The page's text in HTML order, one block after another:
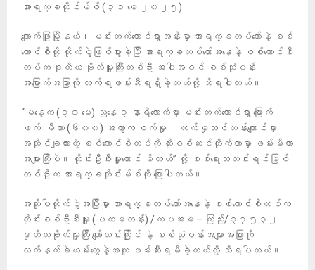
အာရက္ခတိုင်းမ်စ် (၃၁ မေ ၂၀၂၅)
ကျောက်ဖြူမြို့နယ်၊ မင်းတက်တောင်ရွာအနီးမှာ အာရက္ခတပ်တော်နဲ့ စစ်
ကောင်စီတို့ တိုက်ပွဲဖြစ်ပွားခဲ့ပြီး အာရက္ခတပ်တော်အနေနဲ့ စစ်ကောင်စီ
တပ်က ဒုတိယ ဗိုလ်မှူးကြီးတစ်ဦး အပါအဝင် စစ်သုံပန်း
အမြောက်အမြားကို လက်ရဖမ်းဆီးရရှိခဲ့တယ်လို့ သိရပါတယ်။
“မနေ့က (၃၀ မေ) ညနေ ၃ နာရီလောက်မှာ မင်းတက်တောင်ရွာ မြောက်
ဖက် မီတာ (၆၀၀) အကွာက စက်မှု၊ လက်မှုသင်တန်းကျောင်းမှာ
အထိုင်ချထားတဲ့ စစ်ကောင်စီတပ်ကို ထိုးစစ်ဆင်တိုက်တာမှာ ဖမ်းမိတာ
အများကြီးပဲ။ တိုင်းဦးစီးမှူးတောင် မိတယ်” လို့ စစ်ရေးသတင်းရင်းမြစ်
တစ်ဦးက အာရက္ခတိုင်းမ်စ်ကို ပြောပါတယ်။
အဆိုပါတိုက်ပွဲအပြီးမှာ အာရက္ခတပ်တော်အနေနဲ့ စစ်ကောင်စီတပ်က
တိုင်းစစ်ဦးစီးမှူး (ပထမတန်း) /ကပအမ – ကြည်း/၃၇၅၃၂
ဒုတိယဗိုလ်မှူးကြီး ကျော်လင်းကြိုင် နဲ့ စစ်သုံပန်းအများအပြားကို
လက်နက်ခဲယမ်းတွေနဲ့အတူ ဖမ်းဆီးရမိခဲ့တယ်လို့ သိရပါတယ်။